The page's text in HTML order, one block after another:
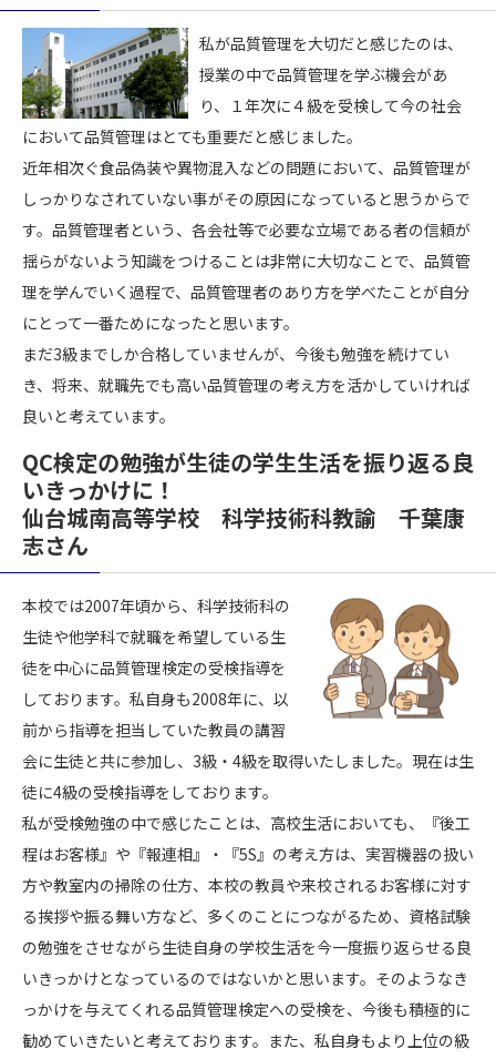
私が品質管理を大切だと感じたのは、
授業の中で品質管理を学ぶ機会があ
り、１年次に４級を受検して今の社会
において品質管理はとても重要だと感じました。
近年相次ぐ食品偽装や異物混入などの問題において、品質管理が
しっかりなされていない事がその原因になっていると思うからで
す。品質管理者という、各会社等で必要な立場である者の信頼が
揺らがないよう知識をつけることは非常に大切なことで、品質管
理を学んでいく過程で、品質管理者のあり方を学べたことが自分
にとって一番ためになったと思います。
まだ3級までしか合格していませんが、今後も勉強を続けてい
き、将来、就職先でも高い品質管理の考え方を活かしていければ
良いと考えています。
QC検定の勉強が生徒の学生生活を振り返る良
いきっかけに！
仙台城南高等学校 科学技術科教諭 千葉康
志さん
本校では2007年頃から、科学技術科の
生徒や他学科で就職を希望している生
徒を中心に品質管理検定の受検指導を
しております。私自身も2008年に、以
前から指導を担当していた教員の講習
会に生徒と共に参加し、3級・4級を取得いたしました。現在は生
徒に4級の受検指導をしております。
私が受検勉強の中で感じたことは、高校生活においても、『後工
程はお客様』や『報連相』・『5S』の考え方は、実習機器の扱い
方や教室内の掃除の仕方、本校の教員や来校されるお客様に対す
る挨拶や振る舞い方など、多くのことにつながるため、資格試験
の勉強をさせながら生徒自身の学校生活を今一度振り返らせる良
いきっかけとなっているのではないかと思います。そのようなき
っかけを与えてくれる品質管理検定への受検を、今後も積極的に
勧めていきたいと考えております。また、私自身もより上位の級